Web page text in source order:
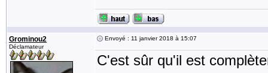
Grominou2
Déclamateur
Envoyé : 11 janvier 2018 à 15:07
C'est sûr qu'il est